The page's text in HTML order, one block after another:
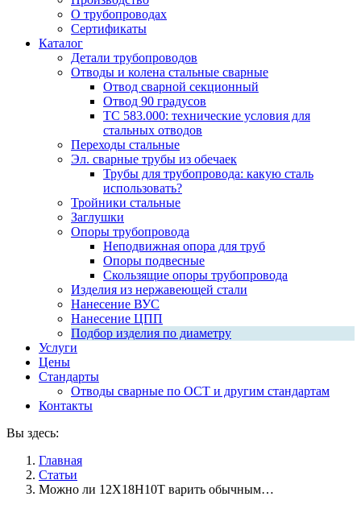
О трубопроводах
Сертификаты
Каталог
Детали трубопроводов
Отводы и колена стальные сварные
Отвод сварной секционный
Отвод 90 градусов
ТС 583.000: технические условия для
стальных отводов
Переходы стальные
Эл. сварные трубы из обечаек
Трубы для трубопровода: какую сталь
использовать?
Тройники стальные
Заглушки
Опоры трубопровода
Неподвижная опора для труб
Опоры подвесные
Скользящие опоры трубопровода
Изделия из нержавеющей стали
Нанесение ВУС
Нанесение ЦПП
Подбор изделия по диаметру
Услуги
Цены
Стандарты
Отводы сварные по ОСТ и другим стандартам
Контакты
Вы здесь:
Главная
Статьи
Можно ли 12Х18Н10Т варить обычным…